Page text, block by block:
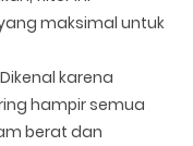
maksimal untuk
karena
hampir semua
berat dan